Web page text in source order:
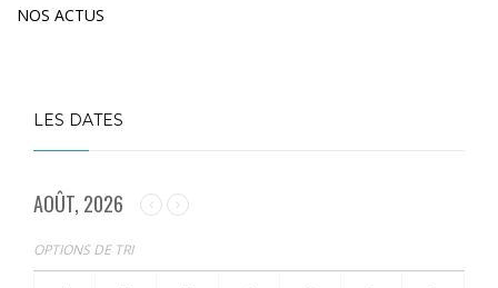
NOS ACTUS
LES DATES
AOÛT, 2026
OPTIONS DE TRI